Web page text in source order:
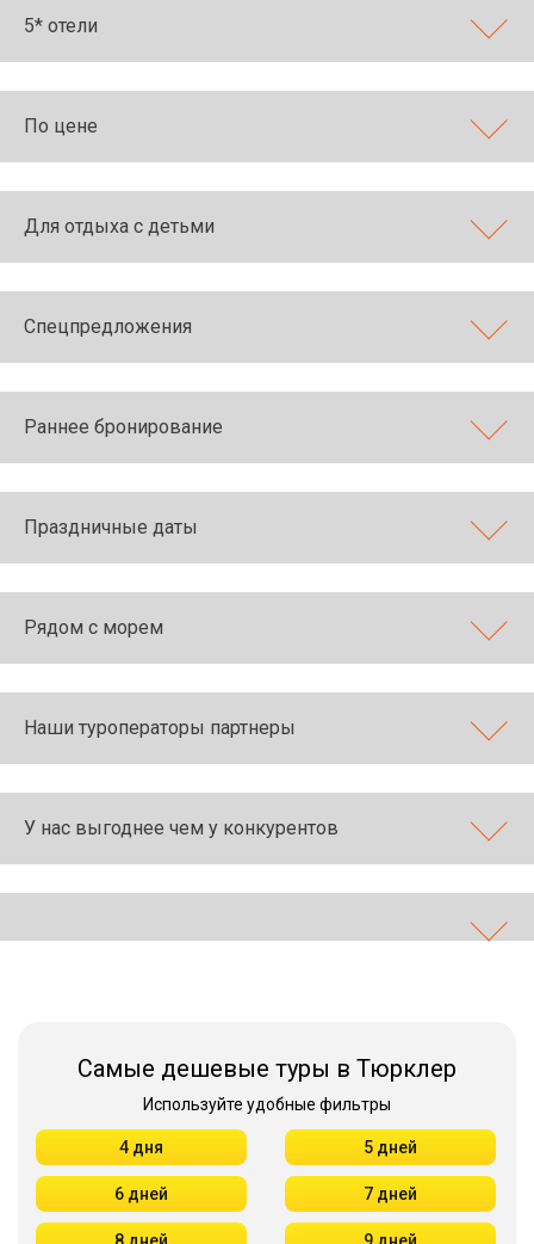
5* отели
По цене
Для отдыха с детьми
Спецпредложения
Раннее бронирование
Праздничные даты
Рядом с морем
Наши туроператоры партнеры
У нас выгоднее чем у конкурентов
Самые дешевые туры в Тюрклер
Используйте удобные фильтры
4 дня 5 дней
6 дней 7 дней